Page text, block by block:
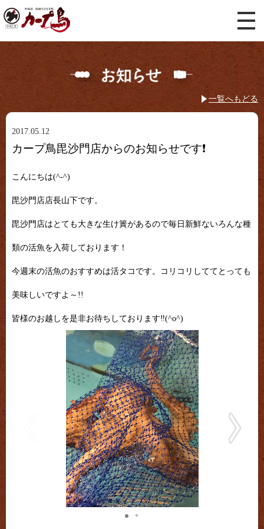
一覧へもどる
2017.05.12
カープ鳥毘沙門店からのお知らせです❗
こんにちは(^-^)
毘沙門店店長山下です。
毘沙門店はとても大きな生け簀があるので毎日新鮮ないろんな種
類の活魚を入荷しております！
今週末の活魚のおすすめは活タコです。コリコリしててとっても
美味しいですよ～!!
皆様のお越しを是非お待ちしております‼(^o^)